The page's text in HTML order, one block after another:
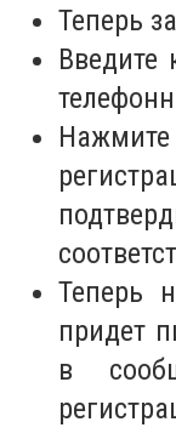
Теперь
Введите
Теперь
придет
в